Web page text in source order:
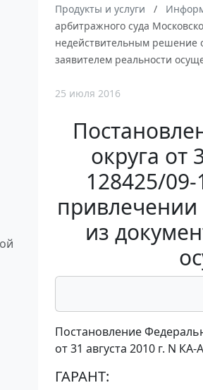
Продукты и услуги
арбитражного суда
недействительным решение
заявителем реальности
25 июля 2016
округа от
128425/
привлечении
из
Постановление
от 31 августа 2010 г. N
ГАРАНТ: